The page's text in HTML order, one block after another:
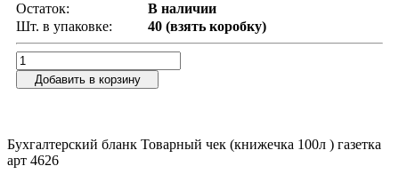
Остаток:
В наличии
Шт. в упаковке:
40 (взять коробку)
Добавить в корзину
Бухгалтерский бланк Товарный чек (книжечка 100л ) газетка
арт 4626